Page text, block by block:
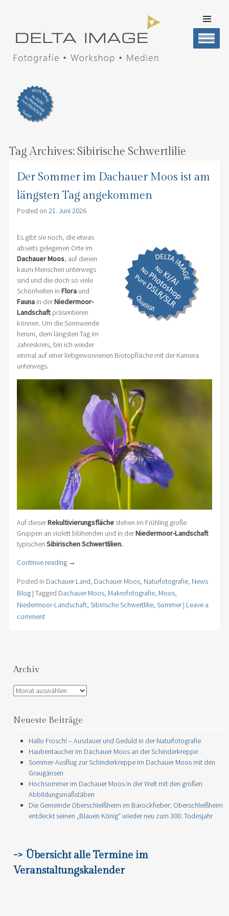
CONTENT
Tag Archives: Sibirische Schwertlilie
Der Sommer im Dachauer Moos ist am
längsten Tag angekommen
Posted on 21. Juni 2026
Es gibt sie noch, die etwas
abseits gelegenen Orte im
Dachauer Moos, auf denen
kaum Menschen unterwegs
sind und die doch so viele
Schönheiten in Floraund
Faunain derNiedermoor-
Landschaftpräsentieren
können. Um die Sonnwende
herum, dem längsten Tag im
Jahreskreis, bin ich wieder
einmal auf einer liebgewonnenen Biotopfläche mit der Kamera
unterwegs.
Auf dieserRekultivierungsflächestehen im Frühling große
Gruppen an violett blühenden und in derNiedermoor-Landschaft
typischen Sibirischen Schwertlilien.
Continue reading →
Posted in Dachauer Land, Dachauer Moos, Naturfotografie, News
Blog | Tagged Dachauer Moos, Makrofotografie, Moos,
Niedermoor-Landschaft, Sibirische Schwertlilie, Sommer | Leave a
comment
Archiv
Archiv
Neueste Beiträge
Hallo Frosch! – Ausdauer und Geduld in der Naturfotografie
Haubentaucher im Dachauer Moos an der Schinderkreppe
Sommer-Ausflug zur Schinderkreppe im Dachauer Moos mit den
Graugänsen
Hochsommer im Dachauer Moos in der Welt mit den großen
Abbildungsmaßstäben
Die Gemeinde Oberschleißheim im Barockfieber: Oberschleißheim
entdeckt seinen „Blauen König“ wieder neu zum 300. Todesjahr
-> Übersicht alle Termine im
Veranstaltungskalender